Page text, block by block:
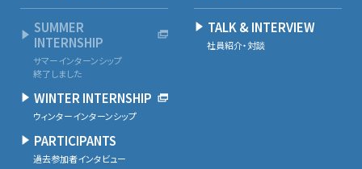
SUMMER
INTERNSHIP
サマーインターンシップ
終了しました
WINTER INTERNSHIP
ウィンターインターンシップ
PARTICIPANTS
過去参加者インタビュー
TALK & INTERVIEW
社員紹介・対談